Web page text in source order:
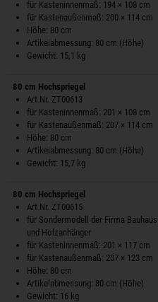
für Kasteninnenmaß: 194 × 108 cm
für Kastenaußenmaß: 200 × 114 cm
Höhe: 80 cm
Artikelabmessung: 80 cm (Höhe)
Gewicht: 15,1 kg
80 cm Hochspriegel
Art.Nr. ZT00613
für Kasteninnenmaß: 201 × 108 cm
für Kastenaußenmaß: 207 × 114 cm
Höhe: 80 cm
Artikelabmessung: 80 cm (Höhe)
Gewicht: 15,7 kg
80 cm Hochspriegel
Art.Nr. ZT00615
für Sondermodell der Firma Bauhaus
und Holzanhänger
für Kasteninnenmaß: 201 × 117 cm
für Kastenaußenmaß: 207 × 123 cm
Höhe: 80 cm
Artikelabmessung: 80 cm (Höhe)
Gewicht: 16 kg